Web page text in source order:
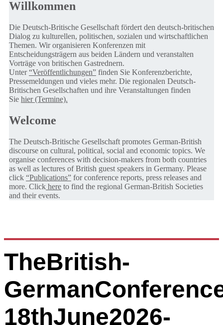
Willkommen
Die Deutsch-Britische Gesellschaft fördert den deutsch-britischen
Dialog zu kulturellen, politischen, sozialen und wirtschaftlichen
Themen. Wir organisieren Konferenzen mit
Entscheidungsträgern aus beiden Ländern und veranstalten
Vorträge von britischen Gastrednern.
Unter“Veröffentlichungen” finden Sie Konferenzberichte,
Pressemeldungen und vieles mehr. Die regionalen Deutsch-
Britischen Gesellschaften und ihre Veranstaltungen finden
Sie hier (Termine).
Welcome
The Deutsch-Britische Gesellschaft promotes German-British
discourse on cultural, political, social and economic topics. We
organise conferences with decision-makers from both countries
as well as lectures of British guest speakers in Germany. Please
click “Publications” for conference reports, press releases and
more. Click here to find the regional German-British Societies
and their events.
TheBritish-
18thJune2026-